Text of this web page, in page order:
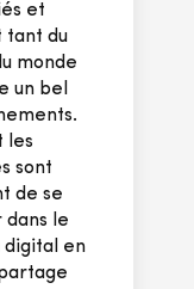
et
tant du
monde
un bel
les
sont
de se
le
digital en